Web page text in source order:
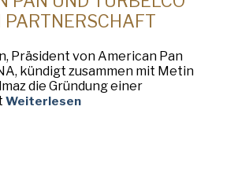
PARTNERSCHAFT
Präsident von American Pan
kündigt zusammen mit Metin
die Gründung einer
Weiterlesen